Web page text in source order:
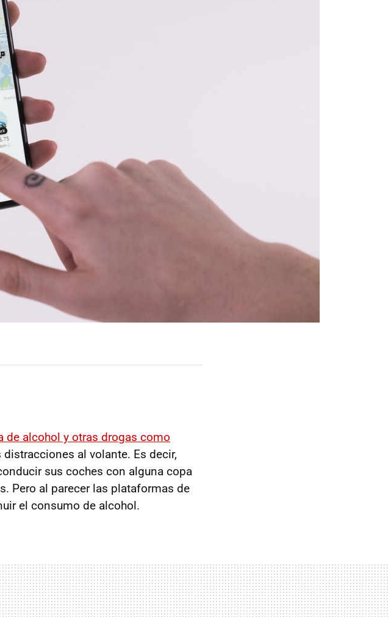
de alcohol y otras drogas como
distracciones al volante. Es decir,
sus coches con alguna copa
Pero al parecer las plataformas de
el consumo de alcohol.